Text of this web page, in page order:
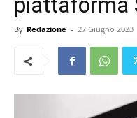
By Redazione - 27 Giugno 2023